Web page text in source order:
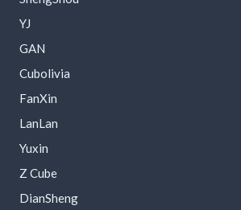
YJ
GAN
Cubolivia
FanXin
LanLan
Yuxin
Z Cube
DianSheng